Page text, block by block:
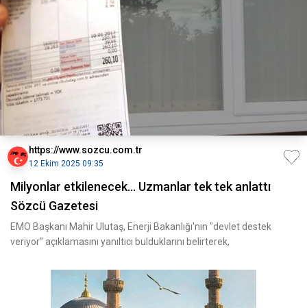
https://www.sozcu.com.tr
12 Ekim 2025 09:35
Milyonlar etkilenecek... Uzmanlar tek tek anlattı
Sözcü Gazetesi
EMO Başkanı Mahir Ulutaş, Enerji Bakanlığı'nın "devlet destek
veriyor" açıklamasını yanıltıcı bulduklarını belirterek,